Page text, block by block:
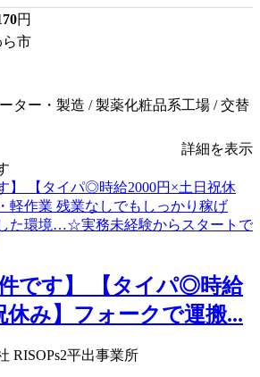
円
市
ター・製造 / 製薬化粧品系工場 / 交替
詳細を表示
です】 【タイパ◎時給
休み】フォークで運搬...
RISOPs2平出事業所